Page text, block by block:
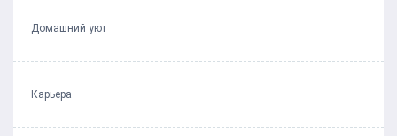
Домашний уют
Карьера